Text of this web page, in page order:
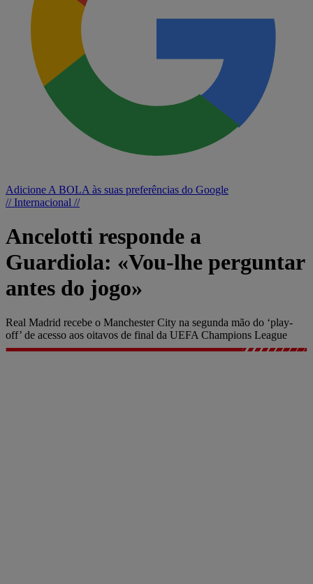
Adicione A BOLA às suas preferências do Google
// Internacional //
Ancelotti responde a
Guardiola: «Vou-lhe perguntar
antes do jogo»
Real Madrid recebe o Manchester City na segunda mão do ‘play-
off’ de acesso aos oitavos de final da UEFA Champions League